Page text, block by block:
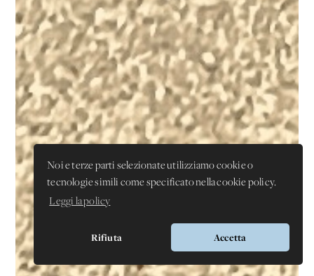
Noi e terze parti selezionate utilizziamo cookie o
tecnologie simili come specificato nella cookie policy.
Leggi la policy
Rifiuta Accetta